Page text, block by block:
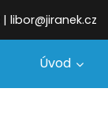
libor@jiranek.cz
Úvod